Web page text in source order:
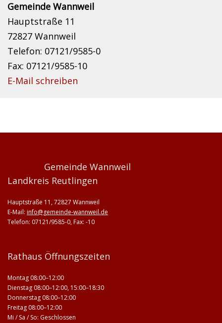
Gemeinde Wannweil
Hauptstraße 11
72827 Wannweil
Telefon: 07121/9585-0
Fax: 07121/9585-10
E-Mail schreiben
Gemeinde Wannweil
Landkreis Reutlingen
Hauptstraße 11, 72827 Wannweil
E-Mail: info@gemeinde-wannweil.de
Telefon: 07121/9585-0, Fax: -10
Rathaus Öffnungszeiten
Montag 08:00–12:00
Dienstag 08:00–12:00, 15:00–18:30
Donnerstag 08:00–12:00
Freitag 08:00–12:00
Mi / Sa / So: Geschlossen